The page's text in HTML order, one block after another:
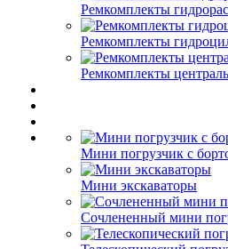
Ремкомплекты
Ремкомплекты
Ремкомплекты
Мини погрузчик с
Мини экскаваторы
Сочлененный мини